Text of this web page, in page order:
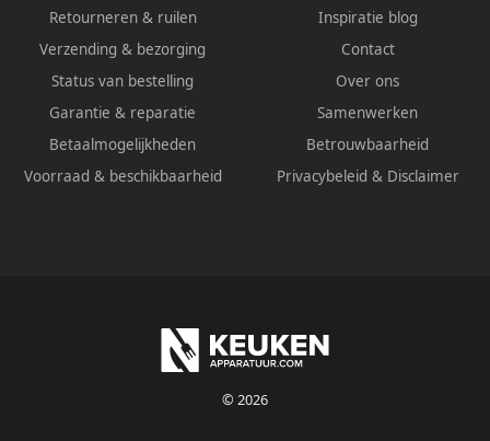
Retourneren & ruilen
Verzending & bezorging
Status van bestelling
Garantie & reparatie
Betaalmogelijkheden
Voorraad & beschikbaarheid
Inspiratie blog
Contact
Over ons
Samenwerken
Betrouwbaarheid
Privacybeleid & Disclaimer
© 2026